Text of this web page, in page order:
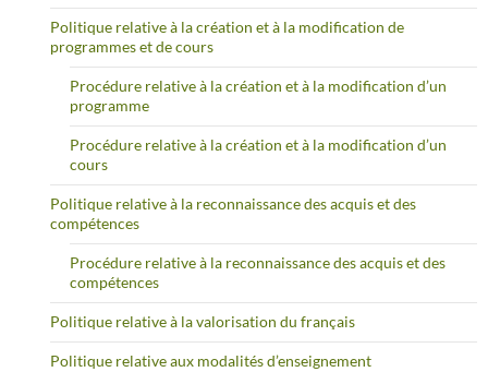
Politique relative à la création et à la modification de
programmes et de cours
Procédure relative à la création et à la modification d’un
programme
Procédure relative à la création et à la modification d’un
cours
Politique relative à la reconnaissance des acquis et des
compétences
Procédure relative à la reconnaissance des acquis et des
compétences
Politique relative à la valorisation du français
Politique relative aux modalités d’enseignement